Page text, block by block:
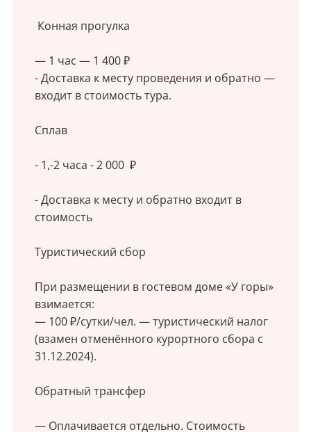
Конная прогулка
— 1 час — 1 400 ₽
- Доставка к месту проведения и обратно —
входит в стоимость тура.
Сплав
- 1,-2 часа - 2 000 ₽
- Доставка к месту и обратно входит в
стоимость
Туристический сбор
При размещении в гостевом доме «У горы»
взимается:
— 100 ₽/сутки/чел. — туристический налог
(взамен отменённого курортного сбора с
31.12.2024).
Обратный трансфер
— Оплачивается отдельно. Стоимость